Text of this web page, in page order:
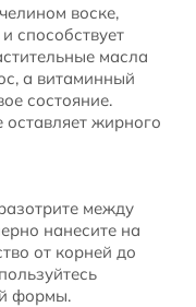
воске,
способствует
масла
а витаминный
состояние.
оставляет жирного
между
нанесите на
от корней до
формы.